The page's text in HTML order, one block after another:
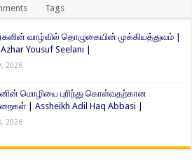
Tags
வாழ்வில் தொழுகையின் முக்கியத்துவம் |
Yousuf Seelani |
2026
மொழியை புரிந்து கொள்வதற்கான
| Assheikh Adil Haq Abbasi |
2026